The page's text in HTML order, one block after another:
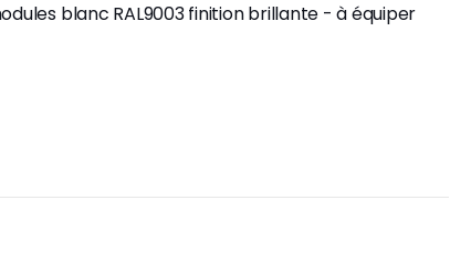
blanc RAL9003 finition brillante - à équiper